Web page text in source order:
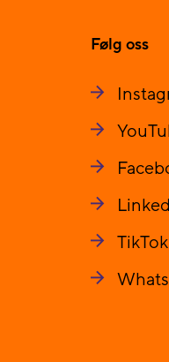
Følg oss
TikTok